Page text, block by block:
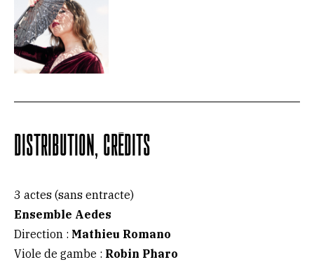
DISTRIBUTION, CRÉDITS
3 actes (sans entracte)
Ensemble Aedes
Direction : Mathieu Romano
Viole de gambe : Robin Pharo